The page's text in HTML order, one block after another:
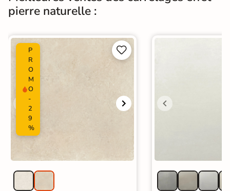
Catégories
Carrelage effet pierre intérieur
Carrelage intérieur / extérieur
identique
Carrelage sol cuisine
Carrelage Chambre
pierre naturelle :
P
R
O
M
O
-
2
9
%

